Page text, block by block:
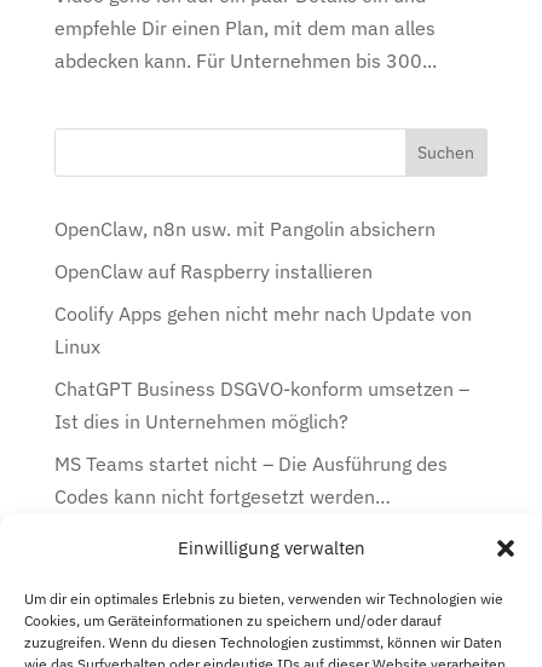
Einwilligung verwalten
Um dir ein optimales Erlebnis zu bieten, verwenden wir Technologien wie
Cookies, um Geräteinformationen zu speichern und/oder darauf
zuzugreifen. Wenn du diesen Technologien zustimmst, können wir Daten
empfehle Dir einen Plan, mit dem man alles
abdecken kann. Für Unternehmen bis 300...
OpenClaw, n8n usw. mit Pangolin absichern
OpenClaw auf Raspberry installieren
Coolify Apps gehen nicht mehr nach Update von
Linux
ChatGPT Business DSGVO-konform umsetzen –
Ist dies in Unternehmen möglich?
MS Teams startet nicht – Die Ausführung des
Codes kann nicht fortgesetzt werden…
Kategorien